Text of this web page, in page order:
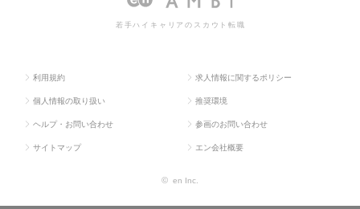
若手ハイキャリアのスカウト転職
利用規約 求人情報に関するポリシー
個人情報の取り扱い 推奨環境
ヘルプ・お問い合わせ 参画のお問い合わせ
サイトマップ エン会社概要
© en Inc.